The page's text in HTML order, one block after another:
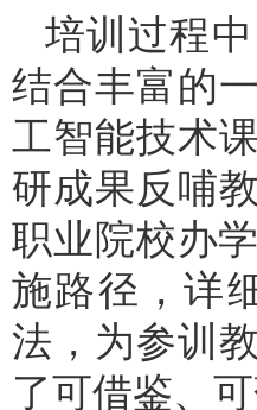
培训过程
结合丰富的
工智能技术
研成果反哺
职业院校办
施路径，详
法，为参训
了可借鉴、